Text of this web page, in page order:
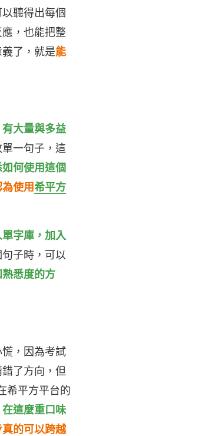
聽得出每個
應，也能把整
了，就是能
有大量與多益
一句子，這
何使用這個
使用希平方
字庫，加入
子時，可以
悉度的方
，因為考試
了方向，但
希平方平台的
在這麼重口味
的可以跨越